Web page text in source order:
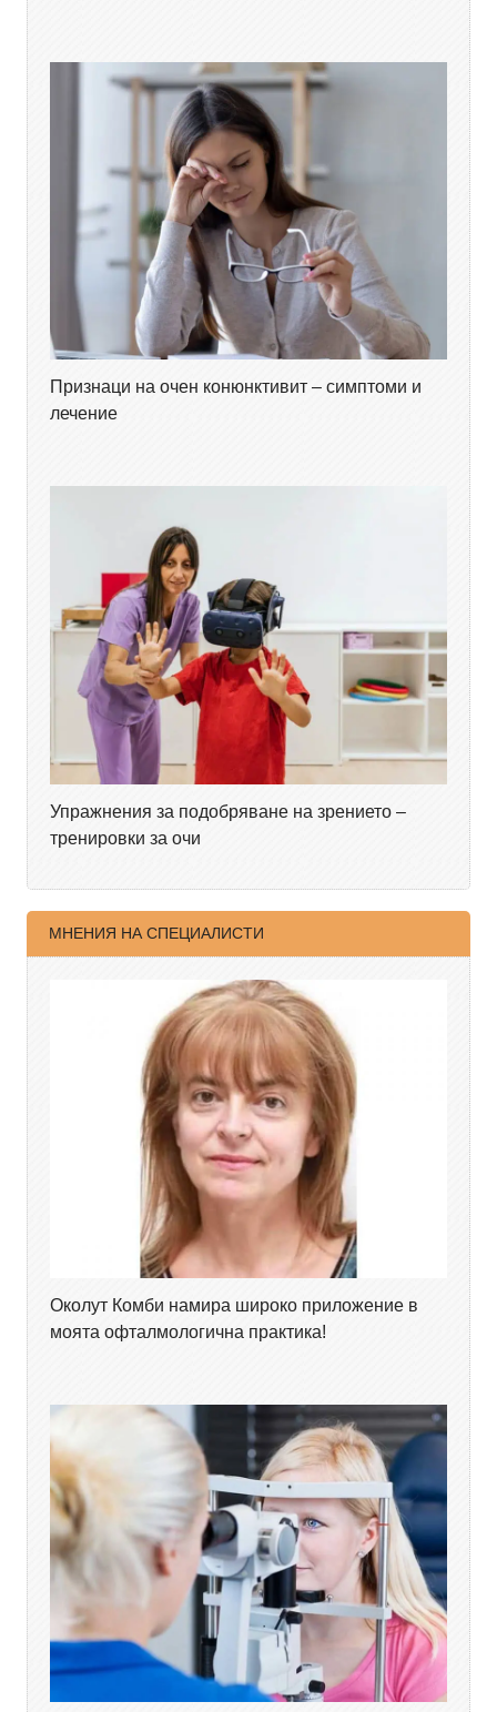
Признаци на очен конюнктивит – симптоми и
лечение
Упражнения за подобряване на зрението –
тренировки за очи
МНЕНИЯ НА СПЕЦИАЛИСТИ
Околут Комби намира широко приложение в
моята офталмологична практика!